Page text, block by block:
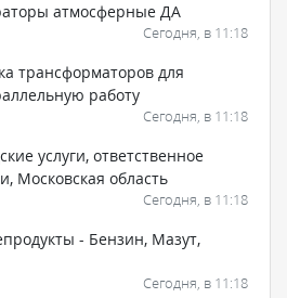
атмосферные ДА
Сегодня, в 11:18
трансформаторов для
работу
Сегодня, в 11:18
услуги, ответственное
Московская область
Сегодня, в 11:18
- Бензин, Мазут,
Сегодня, в 11:18